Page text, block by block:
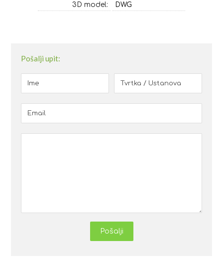
3D model: DWG
Pošalji upit:
Pošalji